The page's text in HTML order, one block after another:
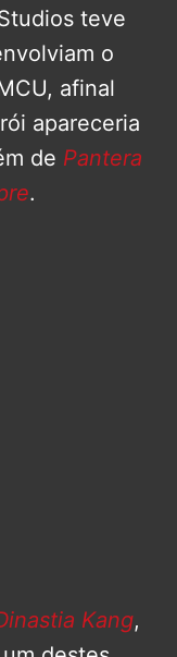
teve
o
afinal
apareceria
de Pantera
.
Kang,